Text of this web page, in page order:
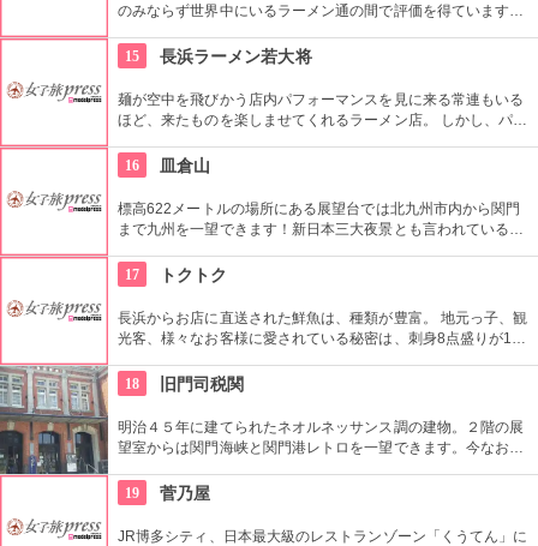
のみならず世界中にいるラーメン通の間で評価を得ています。
独特の臭みが一切無く、とんこつスープが苦手な方でも食べ易
いように創られていて、焼肉や単品メニューも豊富。
15 長浜ラーメン若大将
麺が空中を飛びかう店内パフォーマンスを見に来る常連もいる
ほど、来たものを楽しませてくれるラーメン店。 しかし、パフ
こつスープが特徴。屋台のシメとしてもおすすめしたい。
16 皿倉山
標高622メートルの場所にある展望台では北九州市内から関門
まで九州を一望できます！新日本三大夜景とも言われている北
開催されていて、星空を眺める天体観測や、紅葉狩りを楽しみ
ながらのハイキング、夏は展望台レストランでのビアガーデン
など、訪れる人に違った楽しみ方を提案してくれます。
17 トクトク
長浜からお店に直送された鮮魚は、種類が豊富。 地元っ子、観
光客、様々なお客様に愛されている秘密は、刺身8点盛りが1人
など魚介中心の昼定食、旬を存分に楽しめる博多の海の幸がた
っぷりはいった夜のコースメニューなど、博多で魚を味わいた
いというあなたにぴったり。
18 旧門司税関
明治４５年に建てられたネオルネッサンス調の建物。２階の展
望室からは関門海峡と関門港レトロを一望できます。今なお港
19
菅乃屋
JR博多シティ、日本最大級のレストランゾーン「くうてん」に